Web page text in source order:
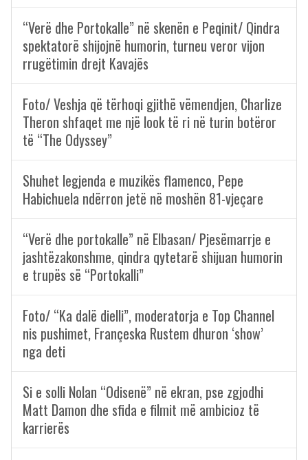
“Verë dhe Portokalle” në skenën e Peqinit/ Qindra
spektatorë shijojnë humorin, turneu veror vijon
rrugëtimin drejt Kavajës
Foto/ Veshja që tërhoqi gjithë vëmendjen, Charlize
Theron shfaqet me një look të ri në turin botëror
të “The Odyssey”
Shuhet legjenda e muzikës flamenco, Pepe
Habichuela ndërron jetë në moshën 81-vjeçare
“Verë dhe portokalle” në Elbasan/ Pjesëmarrje e
jashtëzakonshme, qindra qytetarë shijuan humorin
e trupës së “Portokalli”
Foto/ “Ka dalë dielli”, moderatorja e Top Channel
nis pushimet, Françeska Rustem dhuron ‘show’
nga deti
Si e solli Nolan “Odisenë” në ekran, pse zgjodhi
Matt Damon dhe sfida e filmit më ambicioz të
karrierës